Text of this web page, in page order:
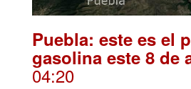
Puebla: este es el
gasolina este 8 de
04:20